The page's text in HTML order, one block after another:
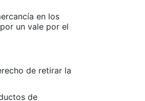
en los
un vale por el
de retirar la
de